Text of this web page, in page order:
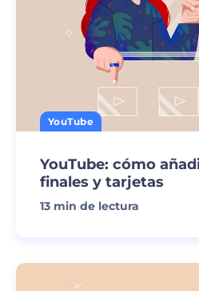
YouTube
YouTube: cómo
finales y tarjetas
13 min de lectura